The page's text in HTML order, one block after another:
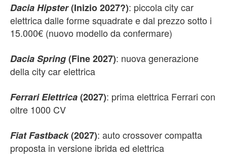
Dacia Hipster(Inizio 2027?): piccola city car
elettrica dalle forme squadrate e dal prezzo sotto i
15.000€ (nuovo modello da confermare)
Dacia Spring(Fine 2027): nuova generazione
della city car elettrica
Ferrari Elettrica(2027): prima elettrica Ferrari con
oltre 1000 CV
Fiat Fastback(2027): auto crossover compatta
proposta in versione ibrida ed elettrica